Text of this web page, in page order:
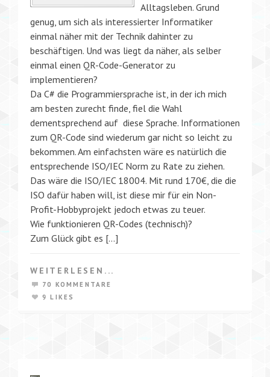
Alltagsleben. Grund
genug, um sich als interessierter Informatiker
einmal näher mit der Technik dahinter zu
beschäftigen. Und was liegt da näher, als selber
einmal einen QR-Code-Generator zu
implementieren?
Da C# die Programmiersprache ist, in der ich mich
am besten zurecht finde, fiel die Wahl
dementsprechend auf diese Sprache. Informationen
zum QR-Code sind wiederum gar nicht so leicht zu
bekommen. Am einfachsten wäre es natürlich die
entsprechende ISO/IEC Norm zu Rate zu ziehen.
Das wäre die ISO/IEC 18004. Mit rund 170€, die die
ISO dafür haben will, ist diese mir für ein Non-
Profit-Hobbyprojekt jedoch etwas zu teuer.
Wie funktionieren QR-Codes (technisch)?
Zum Glück gibt es […]
WEITERLESEN...
70 KOMMENTARE
9 LIKES